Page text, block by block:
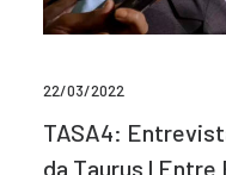
22/03/2022
TASA4:
da Taurus | Entre